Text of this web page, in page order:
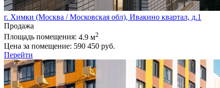
г. Химки (Москва / Московская обл), Ивакино квартал, д.1
Продажа
Площадь помещения: 4.9 м2
Цена за помещение: 590 450 руб.
Перейти